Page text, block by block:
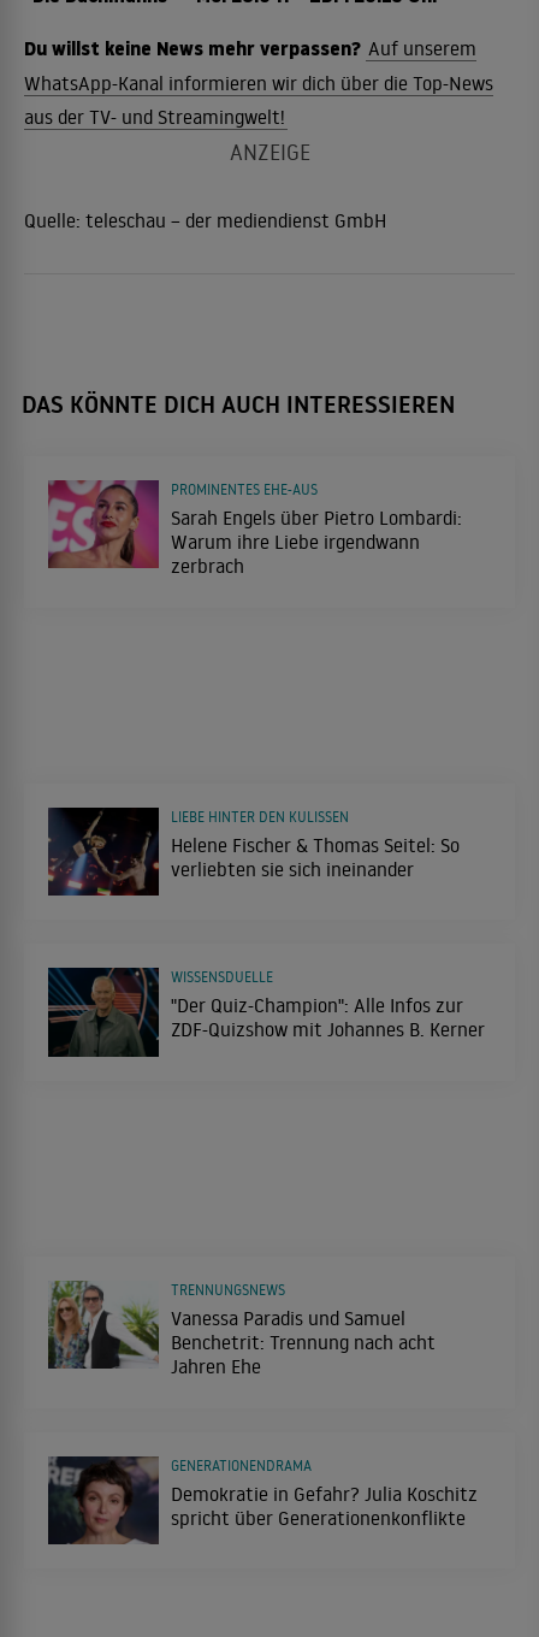
Du willst keine News mehr verpassen? Auf unserem
WhatsApp-Kanal informieren wir dich über die Top-News
aus der TV- und Streamingwelt!
Quelle: teleschau – der mediendienst GmbH
DAS KÖNNTE DICH AUCH INTERESSIEREN
Sarah Engels über Pietro Lombardi:
Warum ihre Liebe irgendwann
zerbrach
PROMINENTES EHE-AUS
Helene Fischer & Thomas Seitel: So
verliebten sie sich ineinander
LIEBE HINTER DEN KULISSEN
"Der Quiz-Champion": Alle Infos zur
ZDF-Quizshow mit Johannes B. Kerner
WISSENSDUELLE
Vanessa Paradis und Samuel
Benchetrit: Trennung nach acht
Jahren Ehe
TRENNUNGSNEWS
Demokratie in Gefahr? Julia Koschitz
spricht über Generationenkonflikte
GENERATIONENDRAMA